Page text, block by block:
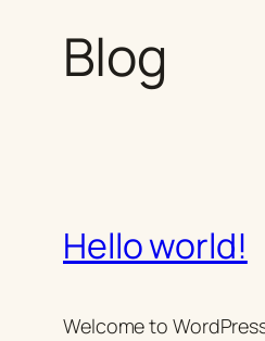
Blog
Hello world!
Welcome to